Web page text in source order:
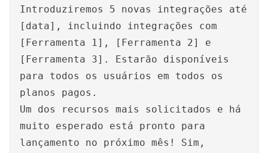
Introduziremos 5 novas integrações até
[data], incluindo integrações com
[Ferramenta 1], [Ferramenta 2] e
[Ferramenta 3]. Estarão disponíveis
para todos os usuários em todos os
planos pagos.
Um dos recursos mais solicitados e há
muito esperado está pronto para
lançamento no próximo mês! Sim,